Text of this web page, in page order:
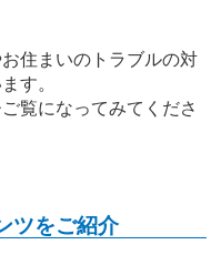
住まいのトラブルの対
す。
覧になってみてくださ
ツをご紹介